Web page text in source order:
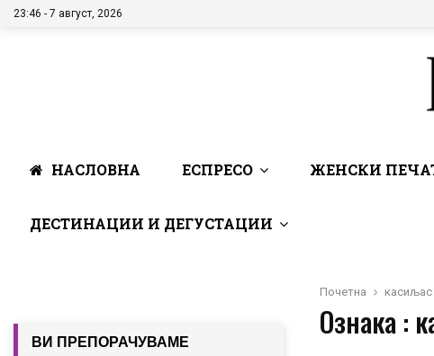
23:46 - 7 август, 2026
НАСЛОВНА ЕСПРЕСО ЖЕНСКИ
ДЕСТИНАЦИИ И ДЕГУСТАЦИИ
Почетна касиљас
Ознака :
ВИ ПРЕПОРАЧУВАМЕ